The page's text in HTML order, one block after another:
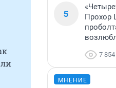
5
Прохор
7 854
МНЕНИЕ